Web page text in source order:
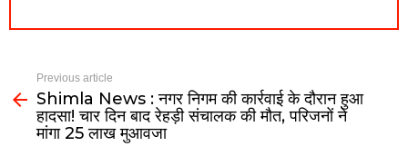
Previous article
Shimla News : नगर निगम की कार्रवाई के दौरान हुआ
हादसा! चार दिन बाद रेहड़ी संचालक की मौत, परिजनों ने
मांगा 25 लाख मुआवजा